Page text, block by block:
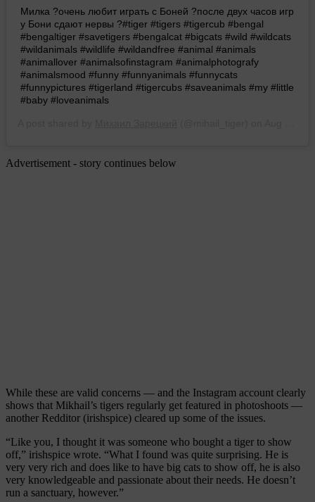
Милка ?очень любит играть с Боней ?после двух часов игр
у Бони сдают нервы ?#tiger #tigers #tigercub #bengal
#bengaltiger #savetigers #bengalcat #bigcats #wild #wildcats
#wildanimals #wildlife #wildandfree #animal #animals
#animallover #animalsofinstagram #animalphotografy
#animalsmood #funny #funnyanimals #funnycats
#funnypictures #tigerland #tigercubs #saveanimals #my #little
#baby #loveanimals
Advertisement - story continues below
While these are valid concerns — and the Instagram account clearly
shows that Mikhail’s tigers regularly get featured in photoshoots —
another Redditor (irishspice) cleared up some of the issues.
“Like you, I thought it was someone who bought a tiger to show
off,” irishspice wrote. “What I found was quite surprising. He is
very very rich and does like to have big cats to show off, he is also
very knowledgeable and passionate about their needs. He doesn’t
run a sanctuary, however.”